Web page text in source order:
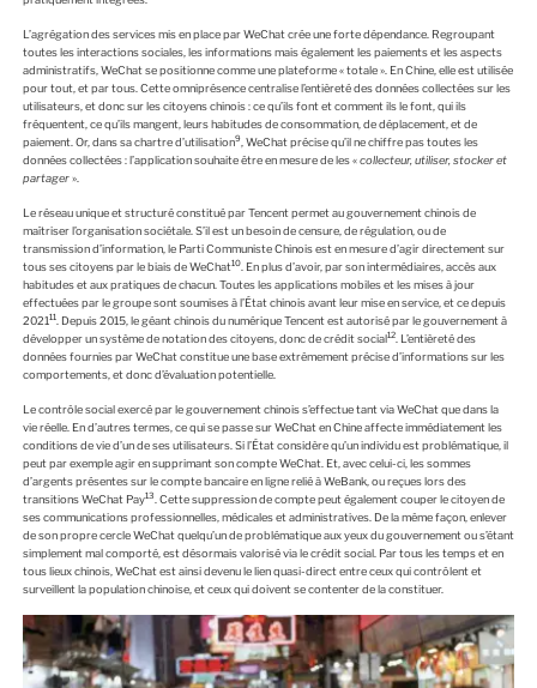
L’agrégation des services mis en place par WeChat crée une forte dépendance. Regroupant
toutes les interactions sociales, les informations mais également les paiements et les aspects
administratifs, WeChat se positionne comme une plateforme « totale ». En Chine, elle est utilisée
pour tout, et par tous. Cette omniprésence centralise l’entièreté des données collectées sur les
utilisateurs, et donc sur les citoyens chinois : ce qu’ils font et comment ils le font, qui ils
fréquentent, ce qu’ils mangent, leurs habitudes de consommation, de déplacement, et de
paiement. Or, dans sa chartre d’utilisation9, WeChat précise qu’il ne chiffre pas toutes les
données collectées : l’application souhaite être en mesure de les «collecteur, utiliser, stocker et
partager».
Le réseau unique et structuré constitué par Tencent permet au gouvernement chinois de
maîtriser l’organisation sociétale. S’il est un besoin de censure, de régulation, ou de
transmission d’information, le Parti Communiste Chinois est en mesure d’agir directement sur
tous ses citoyens par le biais de WeChat10. En plus d’avoir, par son intermédiaires, accès aux
habitudes et aux pratiques de chacun. Toutes les applications mobiles et les mises à jour
effectuées par le groupe sont soumises à l’État chinois avant leur mise en service, et ce depuis
202111. Depuis 2015, le géant chinois du numérique Tencent est autorisé par le gouvernement à
développer un système de notation des citoyens, donc de crédit social12. L’entièreté des
données fournies par WeChat constitue une base extrêmement précise d’informations sur les
comportements, et donc d’évaluation potentielle.
Le contrôle social exercé par le gouvernement chinois s’effectue tant via WeChat que dans la
vie réelle. En d’autres termes, ce qui se passe sur WeChat en Chine affecte immédiatement les
conditions de vie d’un de ses utilisateurs. Si l’État considère qu’un individu est problématique, il
peut par exemple agir en supprimant son compte WeChat. Et, avec celui-ci, les sommes
d’argents présentes sur le compte bancaire en ligne relié à WeBank, ou reçues lors des
transitions WeChat Pay13 . Cette suppression de compte peut également couper le citoyen de
ses communications professionnelles, médicales et administratives. De la même façon, enlever
de son propre cercle WeChat quelqu’un de problématique aux yeux du gouvernement ou s’étant
simplement mal comporté, est désormais valorisé via le crédit social. Par tous les temps et en
tous lieux chinois, WeChat est ainsi devenu le lien quasi-direct entre ceux qui contrôlent et
surveillent la population chinoise, et ceux qui doivent se contenter de la constituer.